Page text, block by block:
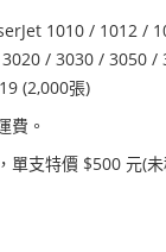
1010 / 1012 /
/ 3030 / 3050 /
(2,000張)
費。
單支特價 $500 元(